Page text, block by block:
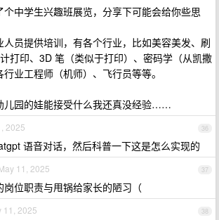
个中学生兴趣班展览，分享下可能会给你些思
人员提供培训，有各个行业，比如美容美发、刷
打印、3D 笔（类似于打印）、密码学（从凯撒
业工程师（机师）、飞行员等等。
儿园的娃能接受什么我还真没经验……
36
2025
语音对话，然后科普一下这是怎么实现的
37
11, 2025
岗位职责与甩锅给家长的陋习（
38
11, 2025